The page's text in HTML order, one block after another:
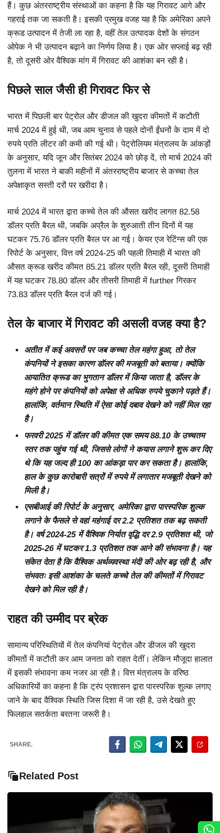
हैं। कुछ अंतरराष्ट्रीय संस्थाओं का कहना है कि यह गिरावट आगे और
गहराई तक जा सकती है। इसकी प्रमुख वजह यह है कि अमेरिका अपने
क्रूड उत्पादन में तेजी ला रहा है, वहीं तेल उत्पादक देशों के संगठन
ओपेक ने भी उत्पादन बढ़ाने का निर्णय लिया है। एक ओर सप्लाई बढ़ रही
है, तो दूसरी ओर वैश्विक मांग में गिरावट की आशंका बन रही है।
पिछले साल जैसी ही गिरावट फिर से
भारत में पिछली बार पेट्रोल और डीजल की खुदरा कीमतों में कटौती
मार्च 2024 में हुई थी, जब आम चुनाव से पहले दोनों ईंधनों के दाम में दो
रुपये प्रति लीटर की कमी की गई थी। पेट्रोलियम मंत्रालय के आंकड़ों
के अनुसार, यदि जून और सितंबर 2024 को छोड़ दें, तो मार्च 2024 की
तुलना में भारत ने बाकी महीनों में अंतरराष्ट्रीय बाजार से कच्चा तेल
अपेक्षाकृत सस्ती दरों पर खरीदा है।
मार्च 2024 में भारत द्वारा कच्चे तेल की औसत खरीद लागत 82.58
डॉलर प्रति बैरल थी, जबकि अप्रैल के शुरुआती तीन दिनों में यह
घटकर 75.76 डॉलर प्रति बैरल पर आ गई। केयर एज रेटिंग्स की एक
रिपोर्ट के अनुसार, वित्त वर्ष 2024-25 की पहली तिमाही में भारत की
औसत क्रूड खरीद कीमत 85.21 डॉलर प्रति बैरल रही, दूसरी तिमाही
में यह घटकर 78.80 डॉलर और तीसरी तिमाही में further गिरकर
73.83 डॉलर प्रति बैरल दर्ज की गई।
तेल के बाजार में गिरावट की असली वजह क्या है?
अतीत में कई अवसरों पर जब कच्चा तेल महंगा हुआ, तो तेल
कंपनियों ने इसका कारण डॉलर की मजबूती को बताया। क्योंकि
आयातित क्रूड का भुगतान डॉलर में किया जाता है, डॉलर के
महंगे होने पर कंपनियों को अपेक्षा से अधिक रुपये चुकाने पड़ते हैं।
हालांकि, वर्तमान स्थिति में ऐसा कोई दबाव देखने को नहीं मिल रहा
है।
फरवरी 2025 में डॉलर की कीमत एक समय 88.10 के उच्चतम
स्तर तक पहुंच गई थी, जिससे लोगों ने कयास लगाने शुरू कर दिए
थे कि यह जल्द ही 100 का आंकड़ा पार कर सकता है। हालांकि,
हाल के कुछ कारोबारी सत्रों में रुपये में लगातार मजबूती देखने को
मिली है।
एसबीआई की रिपोर्ट के अनुसार, अमेरिका द्वारा पारस्परिक शुल्क
लगाने के फैसले से वहां महंगाई दर 2.2 प्रतिशत तक बढ़ सकती
है। वर्ष 2024-25 में वैश्विक निर्यात वृद्धि दर 2.9 प्रतिशत थी, जो
2025-26 में घटकर 1.3 प्रतिशत तक आने की संभावना है। यह
संकेत देता है कि वैश्विक अर्थव्यवस्था मंदी की ओर बढ़ रही है, और
संभवतः इसी आशंका के चलते कच्चे तेल की कीमतों में गिरावट
देखने को मिल रही है।
राहत की उम्मीद पर ब्रेक
सामान्य परिस्थितियों में तेल कंपनियां पेट्रोल और डीजल की खुदरा
कीमतों में कटौती कर आम जनता को राहत देतीं। लेकिन मौजूदा हालात
में इसकी संभावना कम नजर आ रही है। वित्त मंत्रालय के वरिष्ठ
अधिकारियों का कहना है कि ट्रंप प्रशासन द्वारा पारस्परिक शुल्क लगाए
जाने के बाद वैश्विक स्थिति जिस दिशा में जा रही है, उसे देखते हुए
फिलहाल सतर्कता बरतना जरूरी है।
SHARE.
Related Post